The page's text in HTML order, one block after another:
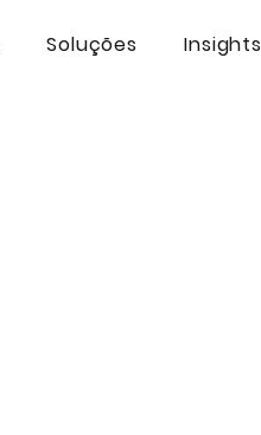
Soluções Insights